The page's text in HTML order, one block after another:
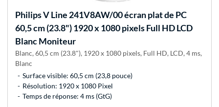
PhilipsV Line 241V8AW/00 écran plat de PC
60,5 cm (23.8") 1920 x 1080 pixels Full HD LCD
Blanc Moniteur
Blanc, 60,5 cm (23.8"), 1920 x 1080 pixels, Full HD, LCD, 4 ms,
Blanc
Surface visible: 60,5 cm (23,8 pouce)
Résolution: 1920 x 1080 Pixel
Temps de réponse: 4 ms (GtG)